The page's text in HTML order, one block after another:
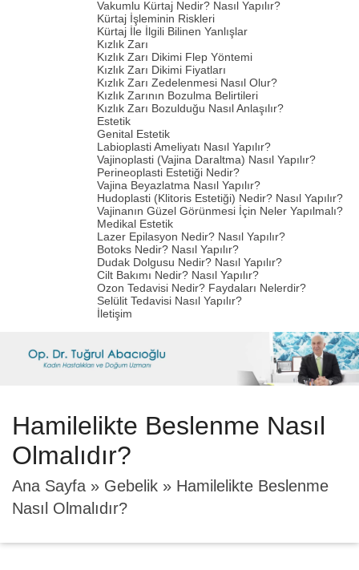
Vakumlu Kürtaj Nedir? Nasıl Yapılır?
Kürtaj İşleminin Riskleri
Kürtaj İle İlgili Bilinen Yanlışlar
Kızlık Zarı
Kızlık Zarı Dikimi Flep Yöntemi
Kızlık Zarı Dikimi Fiyatları
Kızlık Zarı Zedelenmesi Nasıl Olur?
Kızlık Zarının Bozulma Belirtileri
Kızlık Zarı Bozulduğu Nasıl Anlaşılır?
Estetik
Genital Estetik
Labioplasti Ameliyatı Nasıl Yapılır?
Vajinoplasti (Vajina Daraltma) Nasıl Yapılır?
Perineoplasti Estetiği Nedir?
Vajina Beyazlatma Nasıl Yapılır?
Hudoplasti (Klitoris Estetiği) Nedir? Nasıl Yapılır?
Vajinanın Güzel Görünmesi İçin Neler Yapılmalı?
Medikal Estetik
Lazer Epilasyon Nedir? Nasıl Yapılır?
Botoks Nedir? Nasıl Yapılır?
Dudak Dolgusu Nedir? Nasıl Yapılır?
Cilt Bakımı Nedir? Nasıl Yapılır?
Ozon Tedavisi Nedir? Faydaları Nelerdir?
Selülit Tedavisi Nasıl Yapılır?
İletişim
Hamilelikte Beslenme Nasıl
Olmalıdır?
Ana Sayfa » Gebelik » Hamilelikte Beslenme
Nasıl Olmalıdır?